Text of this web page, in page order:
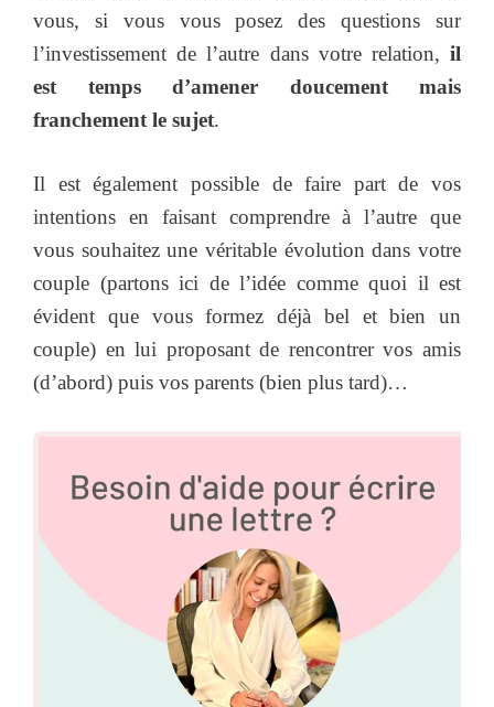
vous, si vous vous posez des questions sur
l’investissement de l’autre dans votre relation, il
est temps d’amener doucement mais
franchement le sujet.
Il est également possible de faire part de vos
intentions en faisant comprendre à l’autre que
vous souhaitez une véritable évolution dans votre
couple (partons ici de l’idée comme quoi il est
évident que vous formez déjà bel et bien un
couple) en lui proposant de rencontrer vos amis
(d’abord) puis vos parents (bien plus tard)…